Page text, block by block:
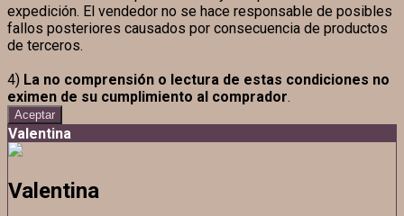
expedición. El vendedor no se hace responsable de posibles
fallos posteriores causados por consecuencia de productos
de terceros.
4) La no comprensión o lectura de estas condiciones no
eximen de su cumplimiento al comprador.
Aceptar
Valentina
Valentina